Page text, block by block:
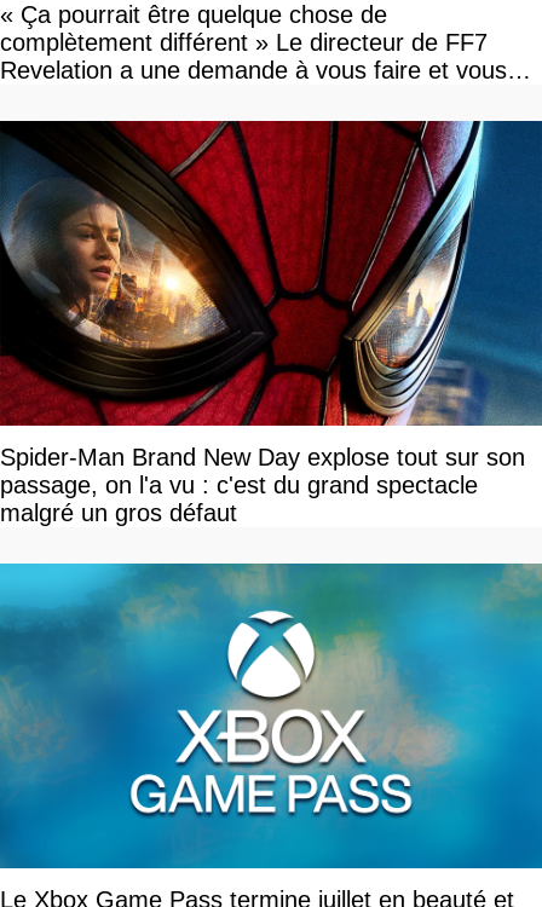
« Ça pourrait être quelque chose de
complètement différent » Le directeur de FF7
Revelation a une demande à vous faire et vous
Spider-Man Brand New Day explose tout sur son
passage, on l'a vu : c'est du grand spectacle
malgré un gros défaut
Le Xbox Game Pass termine juillet en beauté et